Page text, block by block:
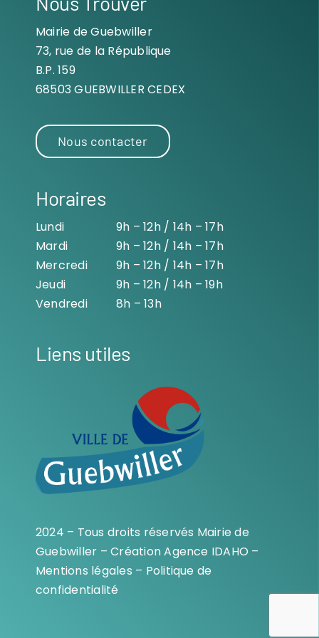
Mairie de Guebwiller
73, rue de la République
B.P. 159
68503 GUEBWILLER CEDEX
Nous contacter
Horaires
Lundi
9h – 12h / 14h – 17h
Mardi
9h – 12h / 14h – 17h
Mercredi
9h – 12h / 14h – 17h
Jeudi
9h – 12h / 14h – 19h
Vendredi
8h – 13h
Liens utiles
2024 – Tous droits réservés Mairie de
Guebwiller – CréationAgence IDAHO –
Mentions légales – Politique de
confidentialité